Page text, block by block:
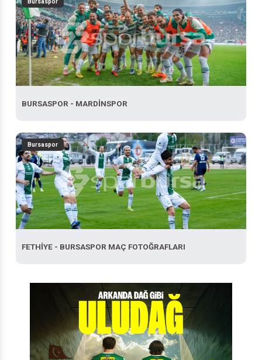
Bursaspor
Bursaspor
FETHİYE - BURSASPOR MAÇ FOTOĞRAFLARI